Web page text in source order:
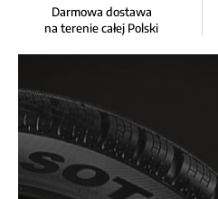
Darmowa dostawa
na terenie całej Polski